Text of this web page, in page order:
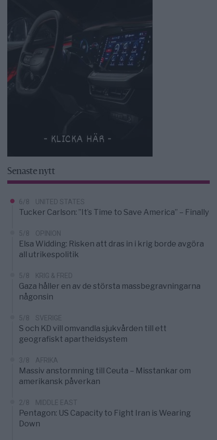
Senaste nytt
6/8 UNITED STATES
Tucker Carlson: ”It’s Time to Save America” – Finally
5/8 OPINION
Elsa Widding: Risken att dras in i krig borde avgöra
all utrikespolitik
5/8 KRIG & FRED
Gaza håller en av de största massbegravningarna
någonsin
5/8 SVERIGE
S och KD vill omvandla sjukvården till ett
geografiskt apartheidsystem
3/8 AFRIKA
Massiv anstormning till Ceuta – Misstankar om
amerikansk påverkan
2/8 MIDDLE EAST
Pentagon: US Capacity to Fight Iran is Wearing
Down